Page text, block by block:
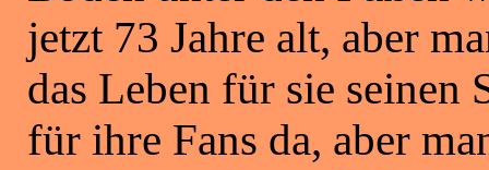
jetzt 73 Jahre alt, aber
das Leben für sie seinen
für ihre Fans da, aber